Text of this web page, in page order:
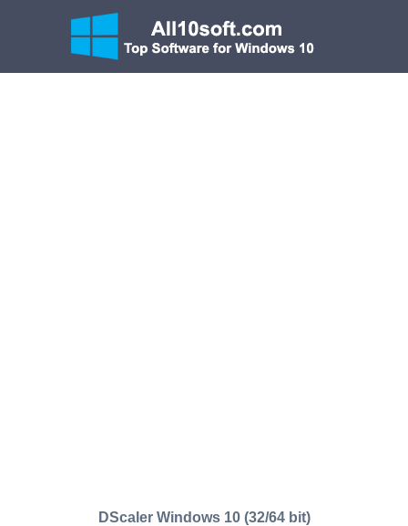
DScaler Windows 10 (32/64 bit)